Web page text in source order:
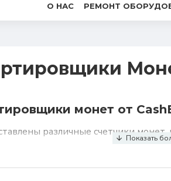
О НАС РЕМОНТ
монет от
различные счетчики